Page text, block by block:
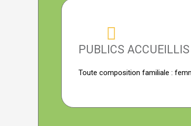
PUBLICS ACCUEILLIS
Toute composition familiale :